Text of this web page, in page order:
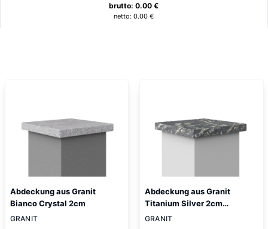
brutto:0.00 €
netto:0.00 €
Abdeckung aus Granit
Bianco Crystal 2cm
GRANIT
Abdeckung aus Granit
Titanium Silver 2cm
Antiquität
GRANIT